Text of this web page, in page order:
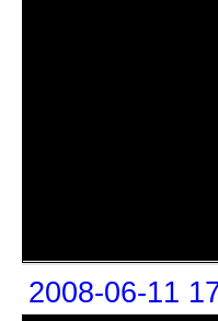
2008-06-11